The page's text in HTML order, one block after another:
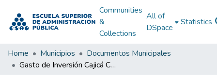
Communities
&
Collections
All of
DSpace
Statistics
Home Municipios
Documentos Municipales
Gasto de Inversión Cajicá Cundinamarca 2008: Gasto de Inversión Cajicá Cundinamarca 2008